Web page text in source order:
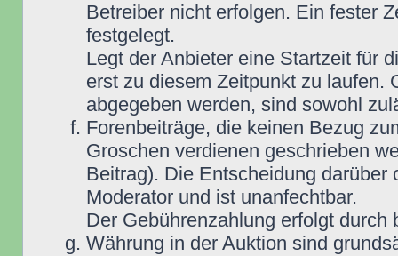
Betreiber nicht erfolgen. Ein fester
festgelegt.
Legt der Anbieter eine Startzeit für
erst zu diesem Zeitpunkt zu laufen.
abgegeben werden, sind sowohl
Forenbeiträge, die keinen Bezug
Groschen verdienen geschrieben
Beitrag). Die Entscheidung darüber
Moderator und ist unanfechtbar.
Der Gebührenzahlung erfolgt durch
Währung in der Auktion sind